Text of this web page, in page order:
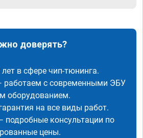
доверять?
в сфере чип-тюнинга.
работаем с современными ЭБУ
оборудованием.
на все виды работ.
подробные консультации по
цены.